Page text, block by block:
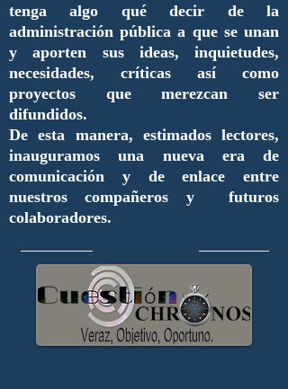
tenga algo qué decir de la
administración pública a que se unan
y aporten sus ideas, inquietudes,
necesidades, críticas así como
proyectos que merezcan ser
difundidos.
De esta manera, estimados lectores,
inauguramos una nueva era de
comunicación y de enlace entre
nuestros compañeros y futuros
colaboradores.